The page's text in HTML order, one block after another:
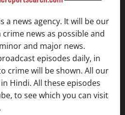
a news agency. It will be our
news as possible and
and major news.
episodes daily, in
crime will be shown. All our
Hindi. All these episodes
to see which you can visit